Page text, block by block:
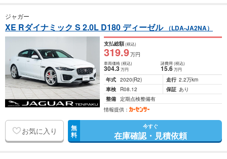
ジャガー
XE Rダイナミック S 2.0L D180 ディーゼル （LDA-JA2NA）
支払総額(税込)
319.9万円
車両価格(税込)
304.3万円
諸費用 (税込)
15.6 万円
年式 2020(R2) 走行 2.2万km
車検
R08.12 保証 あり
整備 定期点検整備有
情報提供：
お気に入り 無
料
今すぐ
在庫確認・見積依頼